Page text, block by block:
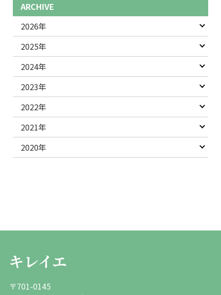
ARCHIVE
2026年
2025年
2024年
2023年
2022年
2021年
2020年
キレイエ
〒701-0145